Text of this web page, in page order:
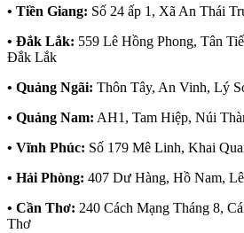
• Tiền Giang: Số 24 ấp 1, Xã An Thái
• Đắk Lắk: 559 Lê Hồng Phong, Tân
Đắk Lắk
• Quảng Ngãi: Thôn Tây, An Vinh, Lý
• Quảng Nam: AH1, Tam Hiệp, Núi
• Vĩnh Phúc: Số 179 Mê Linh, Khai
• Hải Phòng: 407 Dư Hàng, Hồ Nam,
• Cần Thơ: 240 Cách Mạng Tháng 8,
Thơ